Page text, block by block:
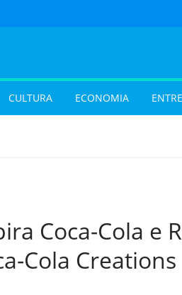
CULTURA ECONOMIA
Coca-Cola e
Cola Creations